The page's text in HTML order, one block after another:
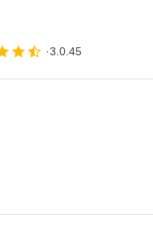
3.0.45